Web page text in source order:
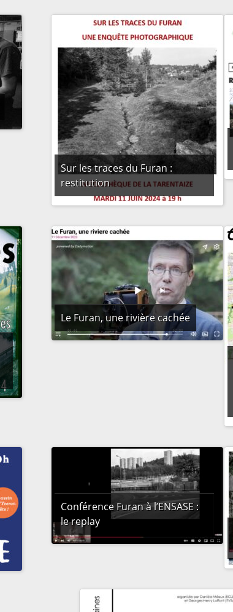
Sur les traces du Furan :
restitution
Le Furan, une rivière cachée
Conférence Furan à l’ENSASE :
le replay